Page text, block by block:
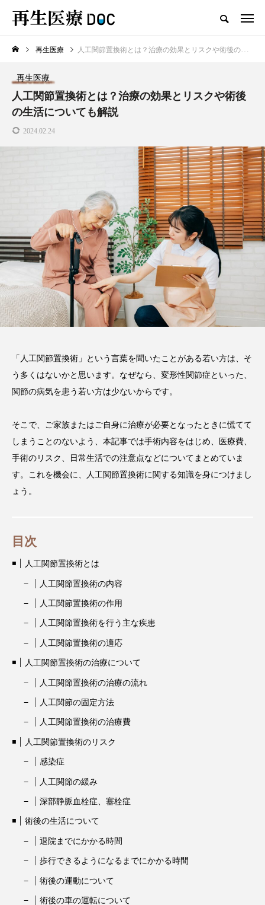
再生医療
AGAは予防できる？予防方法と
治療法、生活習慣の見直し方を紹
介します
2025.03.08
注目のトピック
コラム
再生医療 人工関節置換術とは？治療の効果とリスクや術後の生活についても解説
再生医療
人工関節置換術とは？治療の効果とリスクや術後
の生活についても解説
2024.02.24
「人工関節置換術」という言葉を聞いたことがある若い方は、そ
う多くはないかと思います。なぜなら、変形性関節症といった、
関節の病気を患う若い方は少ないからです。
そこで、ご家族またはご自身に治療が必要となったときに慌てて
しまうことのないよう、本記事では手術内容をはじめ、医療費、
手術のリスク、日常生活での注意点などについてまとめていま
す。これを機会に、人工関節置換術に関する知識を身につけまし
ょう。
目次
人工関節置換術とは
人工関節置換術の内容
人工関節置換術の作用
人工関節置換術を行う主な疾患
人工関節置換術の適応
人工関節置換術の治療について
人工関節置換術の治療の流れ
人工関節の固定方法
人工関節置換術の治療費
人工関節置換術のリスク
感染症
人工関節の緩み
深部静脈血栓症、塞栓症
術後の生活について
退院までにかかる時間
歩行できるようになるまでにかかる時間
術後の運動について
術後の車の運転について